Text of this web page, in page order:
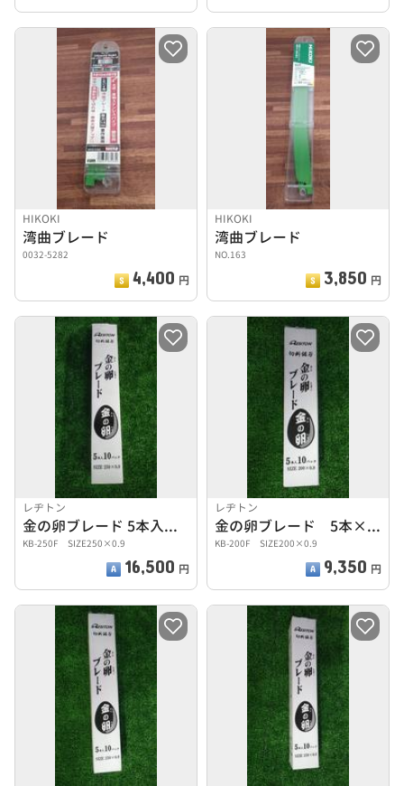
HIKOKI
湾曲ブレード
0032-5282
4,400 円
HIKOKI
湾曲ブレード
NO.163
3,850 円
レヂトン
金の卵ブレード 5本入り10パック
KB-250F SIZE250×0.9
16,500 円
レヂトン
金の卵ブレード 5本×10パック
KB-200F SIZE200×0.9
9,350 円